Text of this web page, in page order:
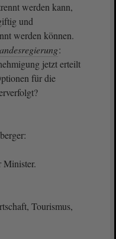
werden kann,
und
werden können.
:
jetzt erteilt
für die
Minister.
Tourismus,